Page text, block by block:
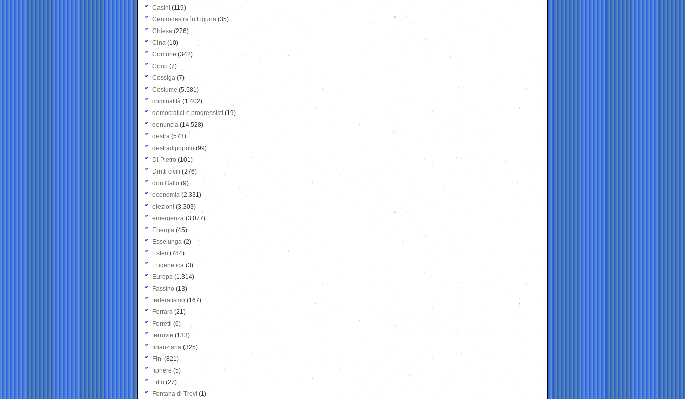
Casini (119)
Centrodestra in Liguria (35)
Chiesa (276)
Cina (10)
Comune (342)
Coop (7)
Cossiga (7)
Costume (5.581)
criminalità (1.402)
democratici e progressisti (19)
denuncia (14.528)
destra (573)
destradipopolo (99)
Di Pietro (101)
Diritti civili (276)
don Gallo (9)
economia (2.331)
elezioni (3.303)
emergenza (3.077)
Energia (45)
Esselunga (2)
Esteri (784)
Eugenetica (3)
Europa (1.314)
Fassino (13)
federalismo (167)
Ferrara (21)
Ferretti (6)
ferrovie (133)
finanziaria (325)
Fini (821)
fioriere (5)
Fitto (27)
Fontana di Trevi (1)